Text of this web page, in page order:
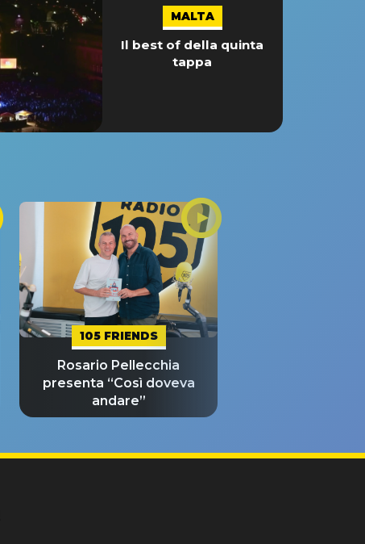
MALTA
Il best of della quinta
tappa
105 FRIENDS
Rosario Pellecchia
presenta “Così doveva
andare”